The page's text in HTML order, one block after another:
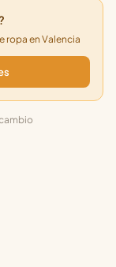
ropa en Valencia